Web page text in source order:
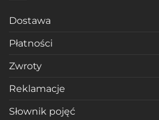
Dostawa
Płatności
Zwroty
Reklamacje
Słownik pojęć